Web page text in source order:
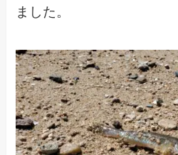
ました。